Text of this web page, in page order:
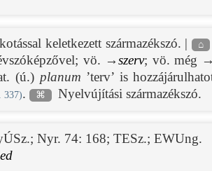
keletkezett származékszó. | ⌂
vö. →szerv; vö. még →
(ú.) planum ’terv’ is
337). ⌘ Nyelvújítási származékszó.
; Nyr. 74: 168; TESz.; EWUng.